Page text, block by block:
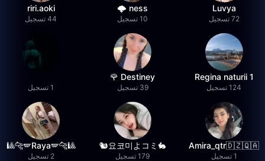
Luvya
72 تسجيل
ness 🌩️
10 تسجيل
riri.aoki
44 تسجيل
Regina naturii 1
124 تسجيل
Destiney 🌹
39 تسجيل 1 تسجيل
Amira_qtr🇩🇿🇶🇦
1 تسجيل
🐇요코미よコミ🐿
179 تسجيل
🎱🐆🪽Raya🪽🐆🎱
2 تسجيل